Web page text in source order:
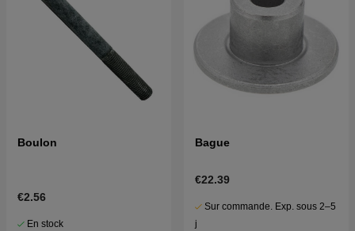
Boulon
€2.56
En stock
Bague
€22.39
Sur commande. Exp. sous 2–5
j